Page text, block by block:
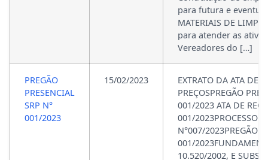
para futura e
MATERIAIS DE
para atender as
Vereadores do […]
PREGÃO
PRESENCIAL
SRP N°
001/2023
15/02/2023
EXTRATO DA ATA DE
PREÇOSPREGÃO
001/2023 ATA DE
001/2023PROCESSO
N°007/2023PREGÃO
001/
10.520/2002, E